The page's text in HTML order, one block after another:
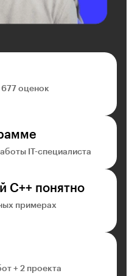
677 оценок
IT-специалиста
С++ понятно
примерах
+ 2 проекта